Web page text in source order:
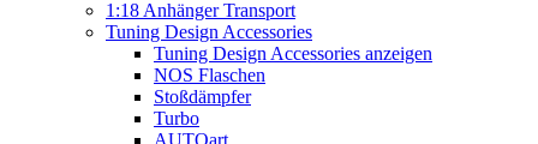
1:18 Anhänger Transport
Tuning Design Accessories
Tuning Design Accessories anzeigen
NOS Flaschen
Stoßdämpfer
Turbo
AUTOart